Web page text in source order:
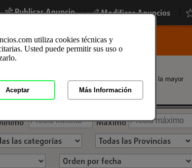
Publicar Anuncio | Modificar Anuncios
nuevos y usados a los mejores precios. Encuentra la mayor
Máximo
utiliza cookies técnicas y
Usted puede permitir sus uso o
Aceptar Más Información